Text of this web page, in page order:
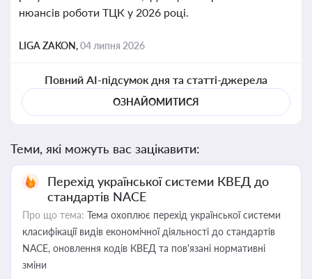
нюансів роботи ТЦК у 2026 році.
LIGA ZAKON,04 липня 2026
Повний AI-підсумок дня та статті-джерела
ОЗНАЙОМИТИСЯ
Теми, які можуть вас зацікавити:
Перехід української системи КВЕД до
стандартів NACE
Про що тема: Тема охоплює перехід української системи
класифікації видів економічної діяльності до стандартів
NACE, оновлення кодів КВЕД та пов'язані нормативні
зміни